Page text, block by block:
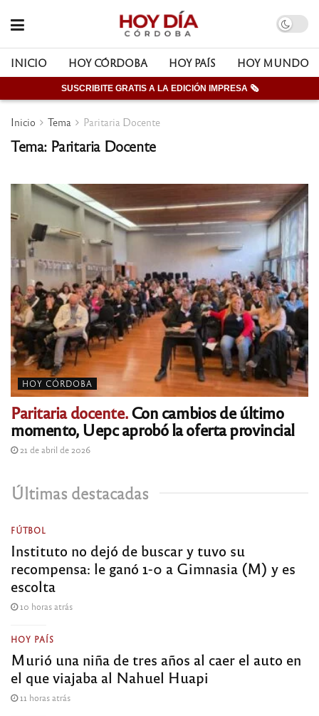
INICIO HOY CÓRDOBA HOY PAÍS HOY MUNDO
SUSCRIBITE GRATIS A LA EDICIÓN IMPRESA 🗞
Inicio Tema Paritaria Docente
Tema: Paritaria Docente
HOY CÓRDOBA
Paritaria docente.Con cambios de último
momento, Uepc aprobó la oferta provincial
21 de abril de 2026
Últimas destacadas
FÚTBOL
Instituto no dejó de buscar y tuvo su
recompensa: le ganó 1-0 a Gimnasia (M) y es
escolta
10 horas atrás
HOY PAÍS
Murió una niña de tres años al caer el auto en
el que viajaba al Nahuel Huapi
11 horas atrás